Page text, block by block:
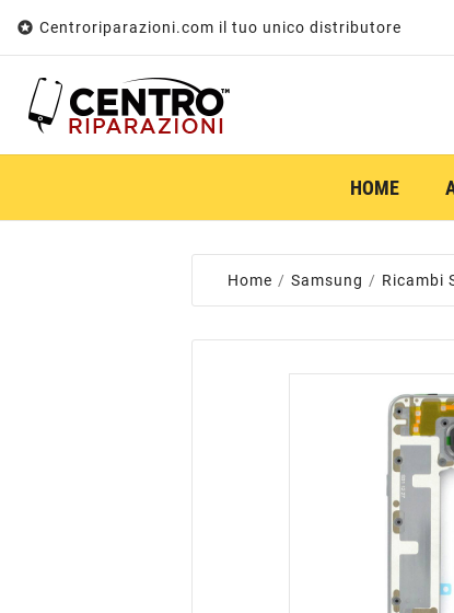
 Centroriparazioni.com il tuo unico distributore
HOME
Home Samsung Ricambi